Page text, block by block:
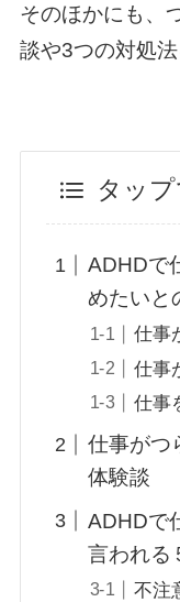
そのほかにも、
談や3つの対処
タッ
ADHDで
めたいと
仕事
仕事
仕事
仕事がつ
体験談
ADHDで
言われる
不注